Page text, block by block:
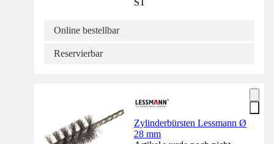
Online bestellbar
Reservierbar
Zylinderbürsten Lessmann Ø
28 mm